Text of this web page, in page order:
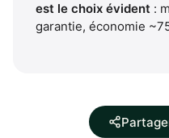
est le choix évident :
garantie, économie